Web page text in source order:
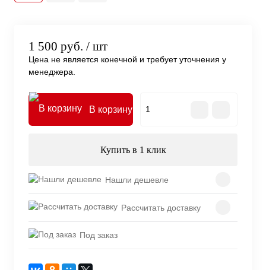
1 500 руб. / шт
Цена не является конечной и требует уточнения у
менеджера.
В корзину
Купить в 1 клик
Нашли дешевле
Рассчитать доставку
Под заказ